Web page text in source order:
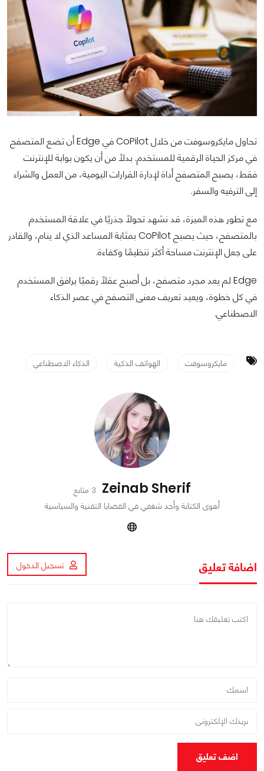
تحاول مايكروسوفت من خلال CoPilot في Edge أن تضع المتصفح
في مركز الحياة الرقمية للمستخدم. بدلاً من أن يكون بوابة للإنترنت
فقط، يصبح المتصفح أداة لإدارة القرارات اليومية، من العمل والشراء
إلى الترفيه والسفر.
مع تطور هذه الميزة، قد نشهد تحولًا جذريًا في علاقة المستخدم
بالمتصفح، حيث يصبح CoPilot بمثابة المساعد الذي لا ينام، والقادر
على جعل الإنترنت مساحة أكثر تنظيمًا وكفاءة.
Edge لم يعد مجرد متصفح، بل أصبح عقلًا رقميًا يرافق المستخدم
في كل خطوة، ويعيد تعريف معنى التصفح في عصر الذكاء
الاصطناعي.
مايكروسوفت الهواتف الذكية الذكاء الاصطناعي
Zeinab Sherif 3 متابع
أهوى الكتابة وأجد شغفي في القضايا التقنية والسياسية
اضافة تعليق تسجيل الدخول
اضف تعليق